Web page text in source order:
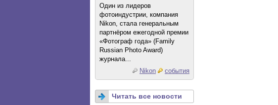
Один из лидеров
фотоиндустрии, компания
Nikon, стала генеральным
партнёром ежегодной премии
«Фотограф года» (Family
Russian Photo Award)
журнала...
Nikon
события
Читать все новости